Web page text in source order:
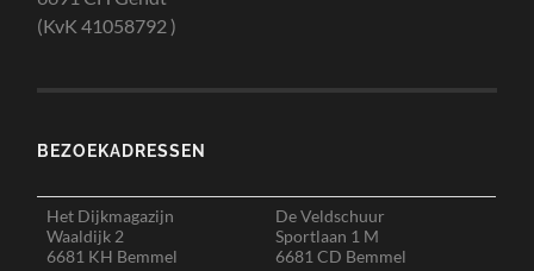
(KvK 41058792 )
BEZOEKADRESSEN
Het Dijkmagazijn
Waaldijk 2
6681 KH Bemmel
De Veldschuur
Sportlaan 1 M
6681 CD Bemmel